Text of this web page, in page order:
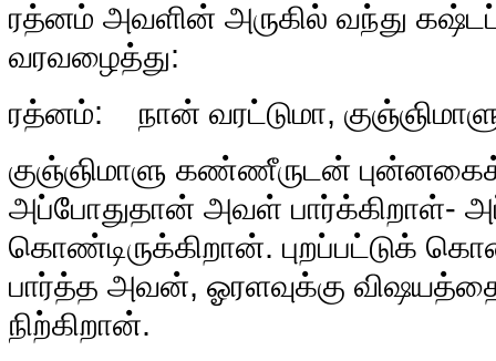
ரத்னம் அவளின் அருகில் வந்து
வரவழைத்து:
ரத்னம்: நான் வரட்டுமா,
குஞ்ஞிமாளு கண்ணீருடன்
அப்போதுதான் அவள் பார்க்கிறாள்-
கொண்டிருக்கிறான். புறப்பட்டுக்
பார்த்த அவன், ஓரளவுக்கு
நிற்கிறான்.